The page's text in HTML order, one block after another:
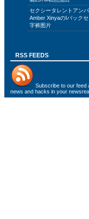
セクシータレントアン
Amber XinyaのIバック
字裤图片
RSS FEEDS
Subscribe to our feed
news and hacks in your